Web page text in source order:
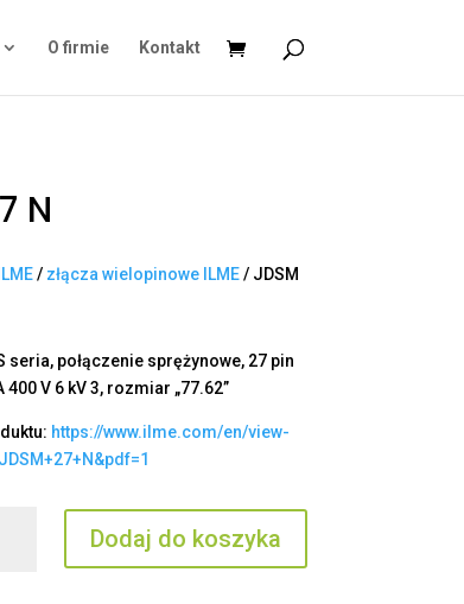
O firmie Kontakt
N
ILME/ złącza wielopinowe ILME/ JDSM
seria, połączenie sprężynowe, 27 pin
400 V 6 kV 3, rozmiar „77.62”
https://www.ilme.com/en/view-
Dodaj do koszyka